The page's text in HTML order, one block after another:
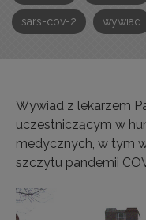
sars-cov-2 wywiad
Wywiad z lekarzem
uczestniczącym w
medycznych, w tym
szczytu pandemii